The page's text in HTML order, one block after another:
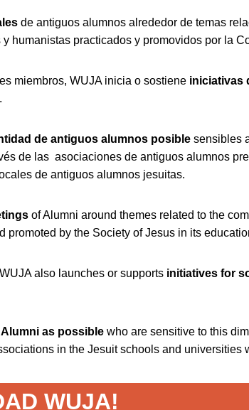
de antiguos alumnos alrededor de temas
humanistas practicados y promovidos por la
miembros, WUJA inicia o sostiene iniciativas
de antiguos alumnos posible sensibles
de las asociaciones de antiguos alumnos
de antiguos alumnos jesuitas.
of Alumni around themes related to the
by the Society of Jesus in its
also launches or supports initiatives for
as possible who are sensitive to this
in the Jesuit schools and
WUJA!